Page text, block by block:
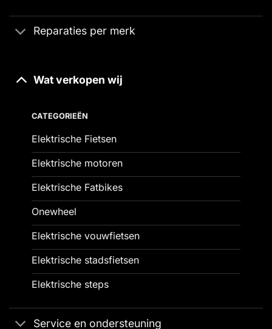
Reparaties per merk
Wat verkopen wij
CATEGORIEËN
Elektrische Fietsen
Elektrische motoren
Elektrische Fatbikes
Onewheel
Elektrische vouwfietsen
Elektrische stadsfietsen
Elektrische steps
Service en ondersteuning